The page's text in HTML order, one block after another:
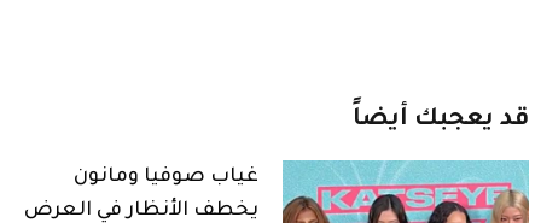
قد يعجبك أيضاً
غياب صوفيا ومانون
يخطف الأنظار في العرض